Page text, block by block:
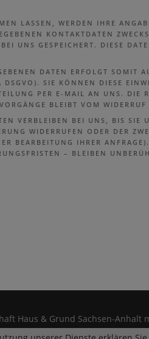
LASSEN, WERDEN IHRE
KONTAKTDATEN
UNS GESPEICHERT. DIESE
DATEN ERFOLGT SOMIT
SIE KÖNNEN DIESE
PER E-MAIL AN UNS. DIE
BLEIBT VOM WIDERRUF
VERBLEIBEN BEI UNS, BIS SIE
WIDERRUFEN ODER DER
BEARBEITUNG IHRER
– BLEIBEN
Haus & Grund Sachsen-Anhalt